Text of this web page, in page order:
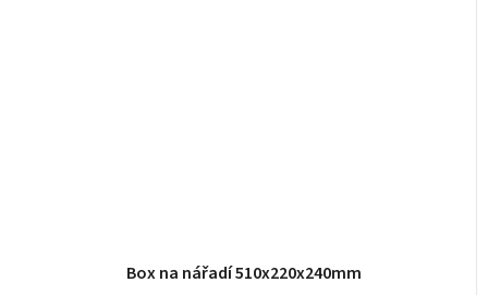
Box na nářadí 510x220x240mm